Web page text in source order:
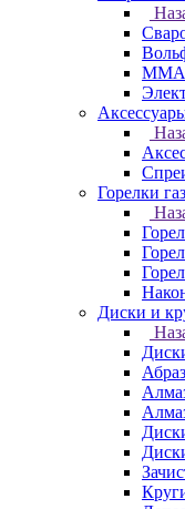
ММА
Горелки
Диски и